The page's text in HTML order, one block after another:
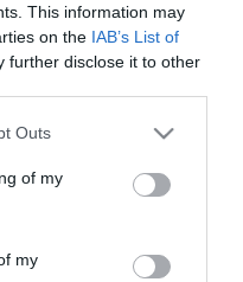
This information may
on the IAB’s List of
further disclose it to other
one or more Google
You may click to
its third-party tags to
in below Google
Outs
of my
my
τόσο ο Τόνι
Άνταμ Τσέριν
με ατομικό
Ιωαννίδης. Οι